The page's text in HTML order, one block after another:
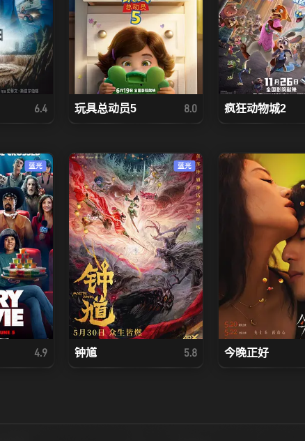
6.4 玩具总动员5 8.0 疯狂动物城2
蓝光
4.9
蓝光
钟馗 5.8 今晚正好